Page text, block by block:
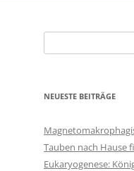
nach:
NEUESTE BEITRÄGE
Tauben nach Hause
Eukaryogenese: